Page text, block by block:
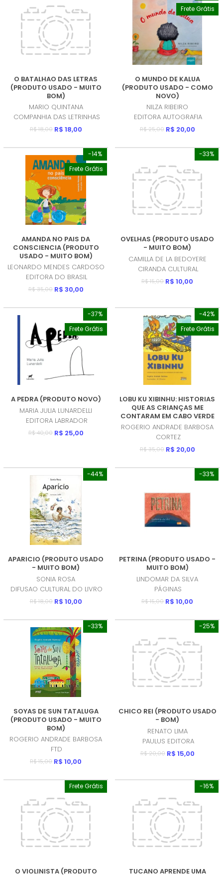
O BATALHAO DAS LETRAS
(PRODUTO USADO - MUITO
BOM)
MARIO QUINTANA
COMPANHIA DAS LETRINHAS
R$ 18,00 R$ 18,00
Frete Grátis
O MUNDO DE KALUA
(PRODUTO USADO - COMO
NOVO)
NILZA RIBEIRO
EDITORA AUTOGRAFIA
R$ 25,00 R$ 20,00
-14%
Frete Grátis
AMANDA NO PAIS DA
CONSCIENCIA (PRODUTO
USADO - MUITO BOM)
LEONARDO MENDES CARDOSO
EDITORA DO BRASIL
R$ 35,00 R$ 30,00
-33%
OVELHAS (PRODUTO USADO
- MUITO BOM)
CAMILLA DE LA BEDOYERE
CIRANDA CULTURAL
R$ 15,00 R$ 10,00
-37%
Frete Grátis
A PEDRA (PRODUTO NOVO)
MARIA JULIA LUNARDELLI
EDITORA LABRADOR
R$ 40,00 R$ 25,00
-42%
Frete Grátis
LOBU KU XIBINHU: HISTORIAS
QUE AS CRIANÇAS ME
CONTARAM EM CABO VERDE
(PRODUTO USADO - MUITO
BOM)
ROGERIO ANDRADE BARBOSA
CORTEZ
R$ 35,00 R$ 20,00
-44%
APARICIO (PRODUTO USADO
- MUITO BOM)
SONIA ROSA
DIFUSAO CULTURAL DO LIVRO
R$ 18,00 R$ 10,00
-33%
PETRINA (PRODUTO USADO -
MUITO BOM)
LINDOMAR DA SILVA
PÁGINAS
R$ 15,00 R$ 10,00
-33%
SOYAS DE SUN TATALUGA
(PRODUTO USADO - MUITO
BOM)
ROGERIO ANDRADE BARBOSA
FTD
R$ 15,00 R$ 10,00
-25%
CHICO REI (PRODUTO USADO
- BOM)
RENATO LIMA
PAULUS EDITORA
R$ 20,00 R$ 15,00
Frete Grátis
O VIOLINISTA (PRODUTO
-16%
TUCANO APRENDE UMA